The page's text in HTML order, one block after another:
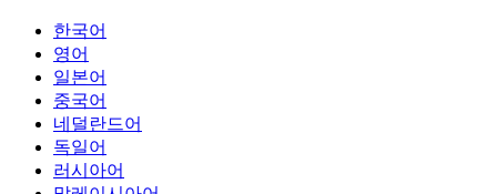
한국어
영어
일본어
중국어
네덜란드어
독일어
러시아어